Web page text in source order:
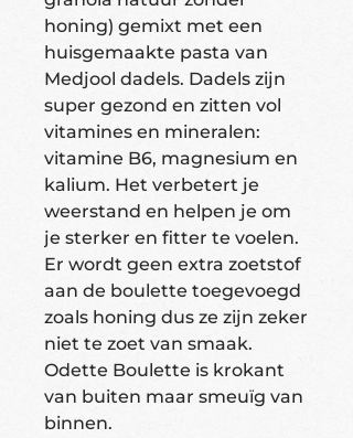
honing) gemixt met een
huisgemaakte pasta van
Medjool dadels. Dadels zijn
super gezond en zitten vol
vitamines en mineralen:
vitamine B6, magnesium en
kalium. Het verbetert je
weerstand en helpen je om
je sterker en fitter te voelen.
Er wordt geen extra zoetstof
aan de boulette toegevoegd
zoals honing dus ze zijn zeker
niet te zoet van smaak.
Odette Boulette is krokant
van buiten maar smeuïg van
binnen.